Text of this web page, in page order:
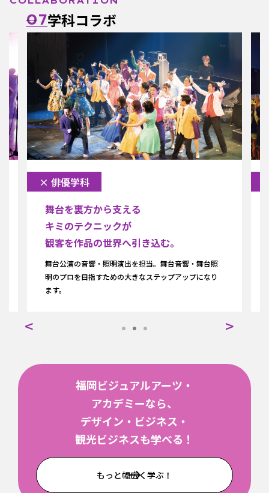
07学科コラボ
× 俳優学科
舞台を裏方から支える
キミのテクニックが
観客を作品の世界へ引き込む。
舞台公演の音響・照明演出を担当。舞台音響・舞台照
明のプロを目指すための大きなステップアップになり
ます。
福岡ビジュアルアーツ・
アカデミーなら、
デザイン・ビジネス・
観光ビジネスも学べる！
もっと幅広く学ぶ！